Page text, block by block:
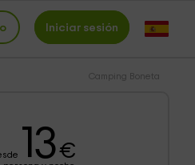
Iniciar sesión
Camping Boneta
13€